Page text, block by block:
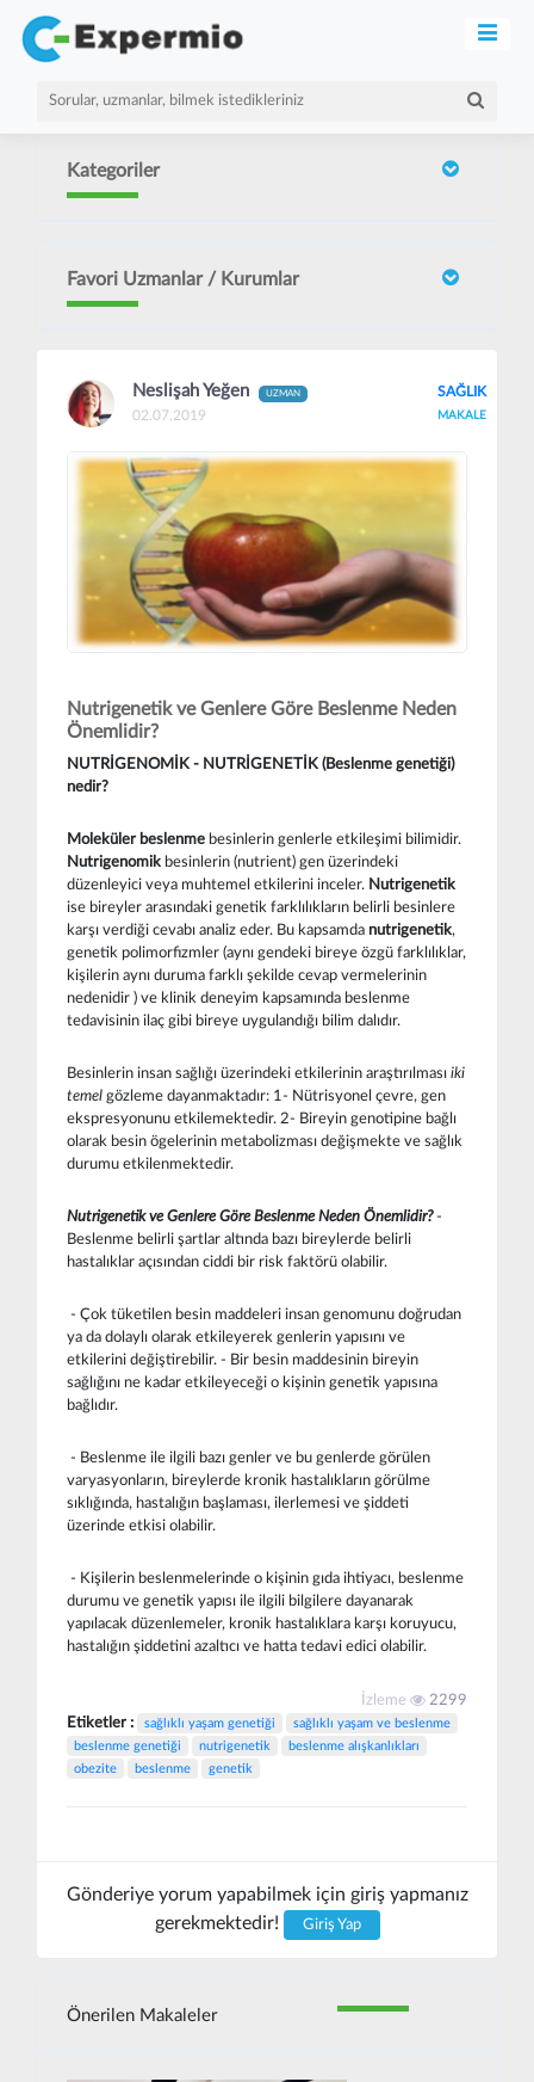
Kategoriler
Favori Uzmanlar / Kurumlar
Neslişah Yeğen UZMAN
02.07.2019
SAĞLIK
MAKALE
Nutrigenetik ve Genlere Göre Beslenme Neden
Önemlidir?
NUTRİGENOMİK - NUTRİGENETİK (Beslenme genetiği)
nedir?
Moleküler beslenme besinlerin genlerle etkileşimi bilimidir.
Nutrigenomik besinlerin (nutrient) gen üzerindeki
düzenleyici veya muhtemel etkilerini inceler. Nutrigenetik
ise bireyler arasındaki genetik farklılıkların belirli besinlere
karşı verdiği cevabı analiz eder. Bu kapsamda nutrigenetik,
genetik polimorfizmler (aynı gendeki bireye özgü farklılıklar,
kişilerin aynı duruma farklı şekilde cevap vermelerinin
nedenidir ) ve klinik deneyim kapsamında beslenme
tedavisinin ilaç gibi bireye uygulandığı bilim dalıdır.
Besinlerin insan sağlığı üzerindeki etkilerinin araştırılması iki
temel gözleme dayanmaktadır: 1- Nütrisyonel çevre, gen
ekspresyonunu etkilemektedir. 2- Bireyin genotipine bağlı
olarak besin ögelerinin metabolizması değişmekte ve sağlık
durumu etkilenmektedir.
Nutrigenetik ve Genlere Göre Beslenme Neden Önemlidir?-
Beslenme belirli şartlar altında bazı bireylerde belirli
hastalıklar açısından ciddi bir risk faktörü olabilir.
- Çok tüketilen besin maddeleri insan genomunu doğrudan
ya da dolaylı olarak etkileyerek genlerin yapısını ve
etkilerini değiştirebilir. - Bir besin maddesinin bireyin
sağlığını ne kadar etkileyeceği o kişinin genetik yapısına
bağlıdır.
- Beslenme ile ilgili bazı genler ve bu genlerde görülen
varyasyonların, bireylerde kronik hastalıkların görülme
sıklığında, hastalığın başlaması, ilerlemesi ve şiddeti
üzerinde etkisi olabilir.
- Kişilerin beslenmelerinde o kişinin gıda ihtiyacı, beslenme
durumu ve genetik yapısı ile ilgili bilgilere dayanarak
yapılacak düzenlemeler, kronik hastalıklara karşı koruyucu,
hastalığın şiddetini azaltıcı ve hatta tedavi edici olabilir.
İzleme 2299
Etiketler : sağlıklı yaşam genetiği
sağlıklı yaşam ve beslenme
beslenme genetiği
nutrigenetik
beslenme alışkanlıkları
obezite
beslenme genetik
Gönderiye yorum yapabilmek için giriş yapmanız
gerekmektedir!
Giriş Yap
Önerilen Makaleler